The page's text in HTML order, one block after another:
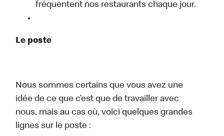
fréquentent nos restaurants chaque jour.
Le poste
Nous sommes certains que vous avez une
idée de ce que c’est que de travailler avec
nous, mais au cas où, voici quelques grandes
lignes sur le poste :